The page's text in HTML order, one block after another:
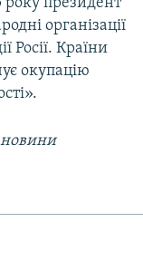
року президент
організації
Росії. Країни
окупацію
новини